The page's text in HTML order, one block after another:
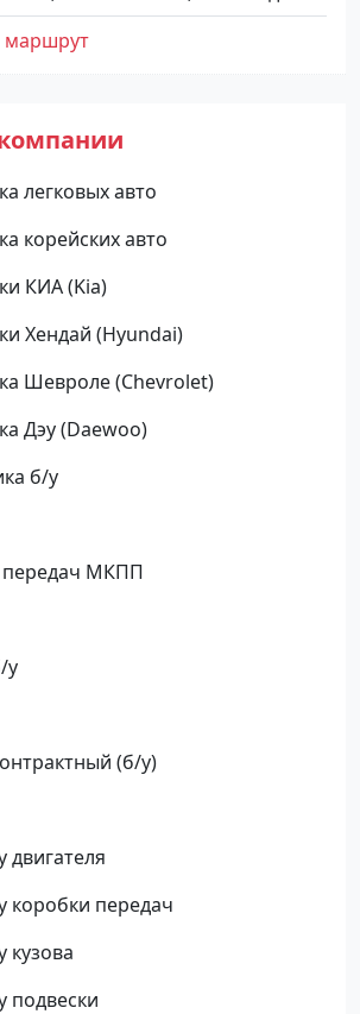
маршрут
легковых авто
корейских авто
КИА (Kia)
Хендай (Hyundai)
Шевроле (Chevrolet)
Дэу (Daewoo)
б/у
передач МКПП
у
(б/у)
двигателя
коробки передач
кузова
подвески